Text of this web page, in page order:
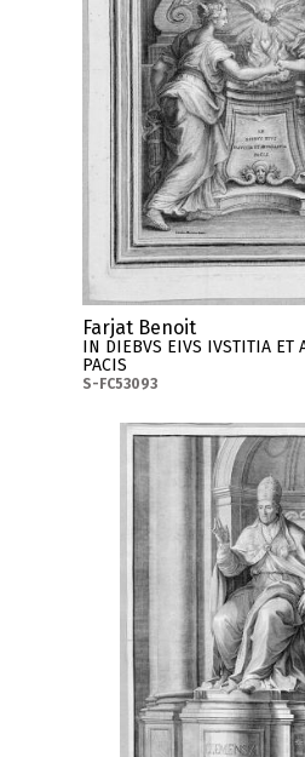
Farjat Benoit
IN DIEBVS EIVS IVSTITIA ET
PACIS
S-FC53093